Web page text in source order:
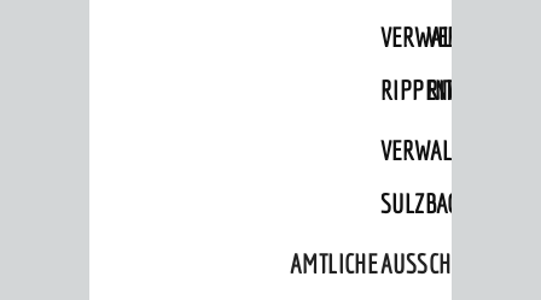
RIPPENWEIER
SULZBACH
AMTLICHE